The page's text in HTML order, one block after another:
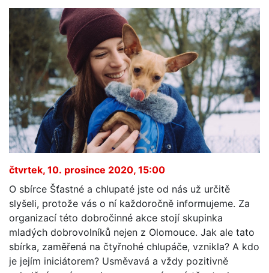
čtvrtek, 10. prosince 2020, 15:00
O sbírce Šťastné a chlupaté jste od nás už určitě
slyšeli, protože vás o ní každoročně informujeme. Za
organizací této dobročinné akce stojí skupinka
mladých dobrovolníků nejen z Olomouce. Jak ale tato
sbírka, zaměřená na čtyřnohé chlupáče, vznikla? A kdo
je jejím iniciátorem? Usměvavá a vždy pozitivně